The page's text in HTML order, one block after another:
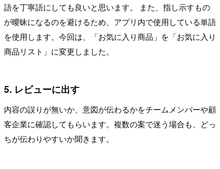
語を丁寧語にしても良いと思います。 また、指し示すもの
が曖昧になるのを避けるため、アプリ内で使用している単語
を使用します。今回は、「お気に入り商品」を「お気に入り
商品リスト」に変更しました。
5. レビューに出す
内容の誤りが無いか、意図が伝わるかをチームメンバーや顧
客企業に確認してもらいます。複数の案で迷う場合も、どっ
ちが伝わりやすいか聞きます。